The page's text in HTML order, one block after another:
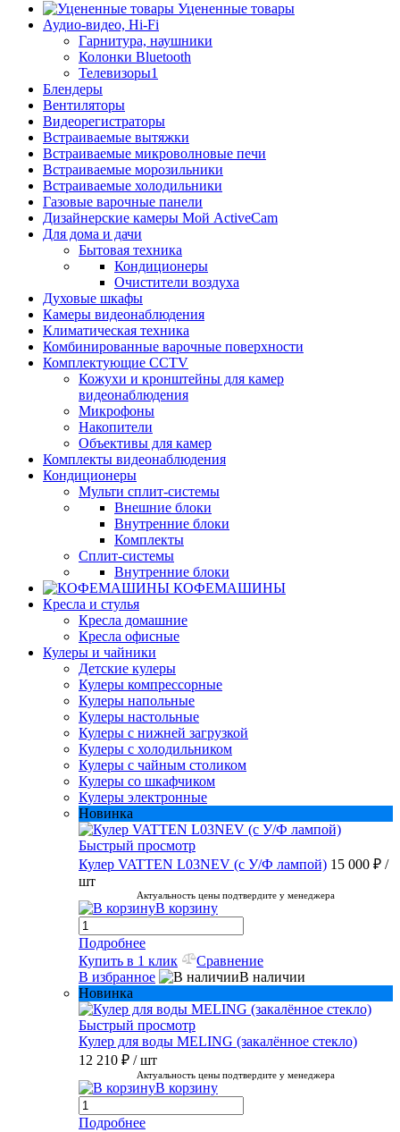
Уцененные товары
Аудио-видео, Hi-Fi
Гарнитура, наушники
Колонки Bluetooth
Телевизоры1
Блендеры
Вентиляторы
Видеорегистраторы
Встраиваемые вытяжки
Встраиваемые микроволновые печи
Встраиваемые морозильники
Встраиваемые холодильники
Газовые варочные панели
Дизайнерские камеры Мой ActiveCam
Для дома и дачи
Бытовая техника
Кондиционеры
Очистители воздуха
Духовые шкафы
Камеры видеонаблюдения
Климатическая техника
Комбинированные варочные поверхности
Комплектующие CCTV
Кожухи и кронштейны для камер
видеонаблюдения
Микрофоны
Накопители
Объективы для камер
Комплекты видеонаблюдения
Кондиционеры
Мульти сплит-системы
Внешние блоки
Внутренние блоки
Комплекты
Сплит-системы
Внутренние блоки
КОФЕМАШИНЫ
Кресла и стулья
Кресла домашние
Кресла офисные
Кулеры и чайники
Детские кулеры
Кулеры компрессорные
Кулеры напольные
Кулеры настольные
Кулеры с нижней загрузкой
Кулеры с холодильником
Кулеры с чайным столиком
Кулеры со шкафчиком
Кулеры электронные
Новинка
Быстрый просмотр
Кулер VATTEN L03NEV (с У/Ф лампой) 15 000 ₽ /
шт
Актуальность цены подтвердите у менеджера
В корзину
Подробнее
Купить в 1 клик
Сравнение
В избранное
В наличии
Новинка
Быстрый просмотр
Кулер для воды MELING (закалённое стекло)
12 210 ₽ / шт
Актуальность цены подтвердите у менеджера
В корзину
Подробнее